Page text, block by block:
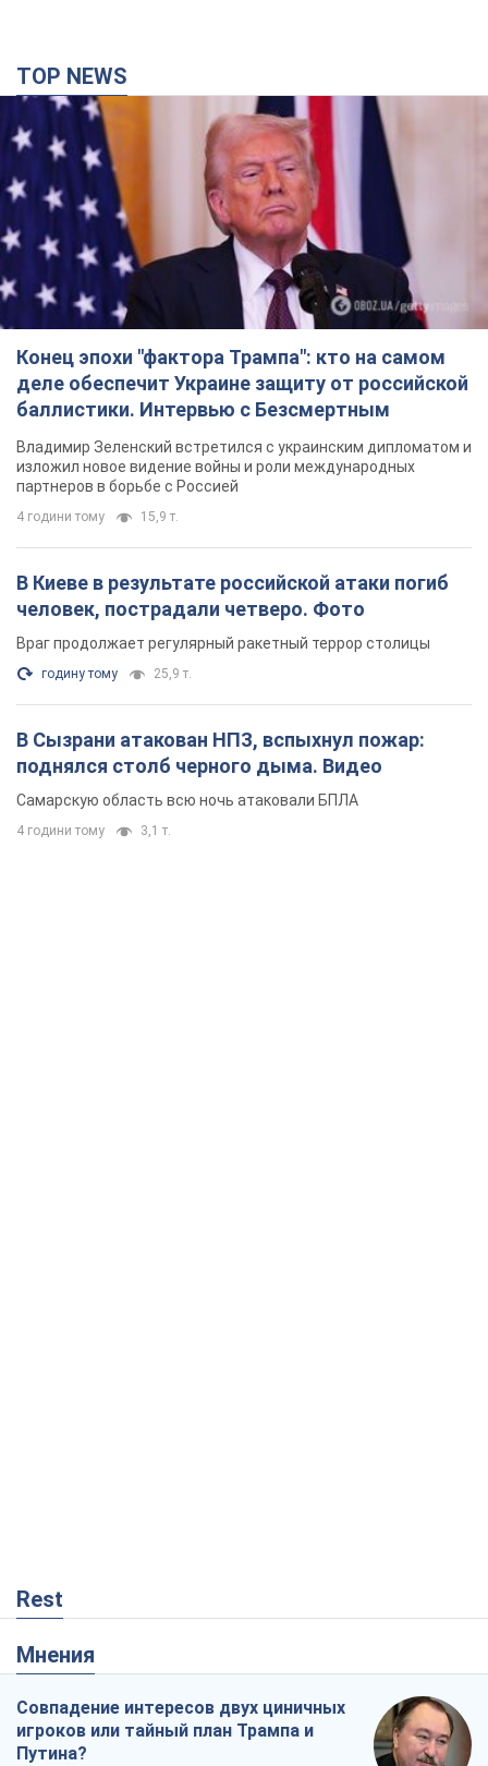
TOP NEWS
Конец эпохи "фактора Трампа": кто на самом
деле обеспечит Украине защиту от российской
баллистики. Интервью с Безсмертным
Владимир Зеленский встретился с украинским дипломатом и
изложил новое видение войны и роли международных
партнеров в борьбе с Россией
4 години тому 15,9 т.
В Киеве в результате российской атаки погиб
человек, пострадали четверо. Фото
Враг продолжает регулярный ракетный террор столицы
годину тому 25,9 т.
В Сызрани атакован НПЗ, вспыхнул пожар:
поднялся столб черного дыма. Видео
Самарскую область всю ночь атаковали БПЛА
4 години тому 3,1 т.
Rest
Мнения
Совпадение интересов двух циничных
игроков или тайный план Трампа и
Путина?